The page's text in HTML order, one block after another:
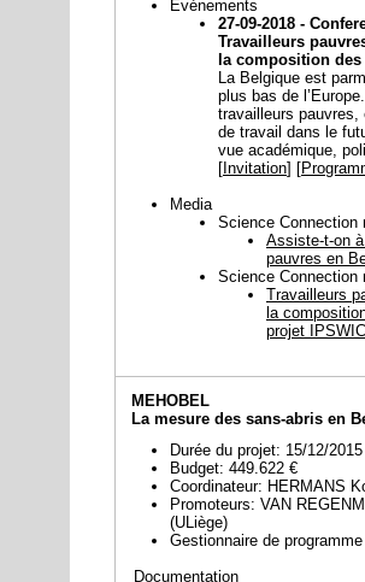
Evénements
27-09-2018 -
Travailleurs
la composition
La Belgique est
plus bas de
travailleurs
de travail dans le
vue académique,
[ Invitation] [
Media
Science Connection
Assiste-t-on
pauvres en
Science Connection
Travailleurs
la
projet
MEHOBEL
La mesure des sans-abris en
Durée du projet: 15/12/
Budget: 449.622 €
Coordinateur: HERMANS
Promoteurs: VAN
(ULiège)
Gestionnaire de
Documentation